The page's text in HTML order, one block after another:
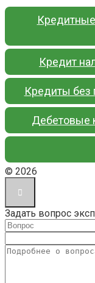
Кредит
Кредиты без
Дебетовые
© 2026
Задать вопрос